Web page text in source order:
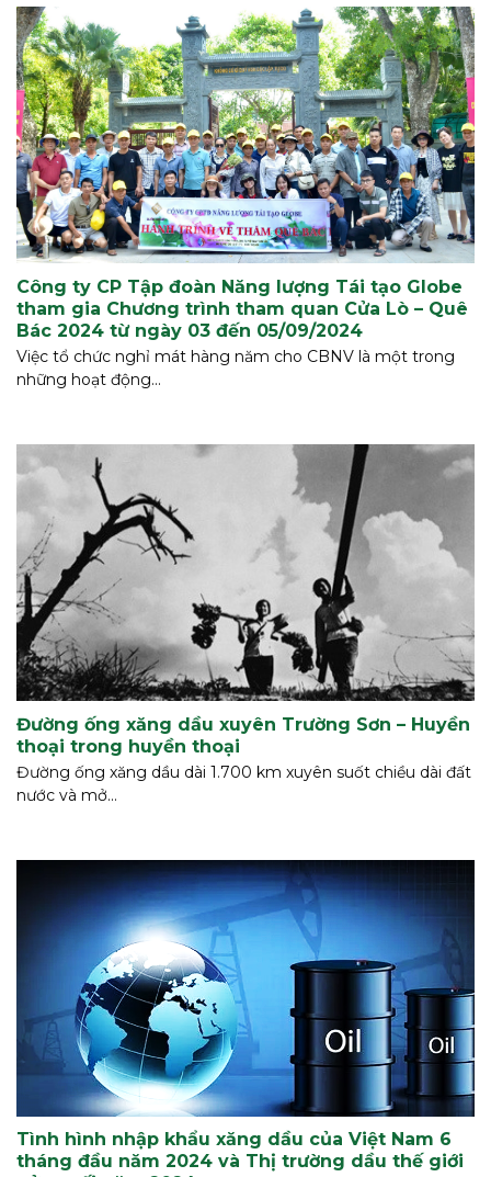
Công ty CP Tập đoàn Năng lượng Tái tạo Globe
tham gia Chương trình tham quan Cửa Lò – Quê
Bác 2024 từ ngày 03 đến 05/09/2024
Việc tổ chức nghỉ mát hàng năm cho CBNV là một trong
những hoạt động...
Đường ống xăng dầu xuyên Trường Sơn – Huyền
thoại trong huyền thoại
Đường ống xăng dầu dài 1.700 km xuyên suốt chiều dài đất
nước và mở...
Tình hình nhập khẩu xăng dầu của Việt Nam 6
tháng đầu năm 2024 và Thị trường dầu thế giới